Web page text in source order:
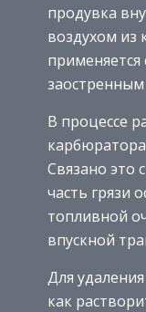
продувка
воздухом из
В процессе
Связано это
часть грязи
топливной
впускной
Для
как